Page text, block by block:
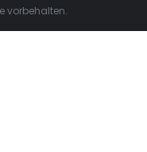
vorbehalten.